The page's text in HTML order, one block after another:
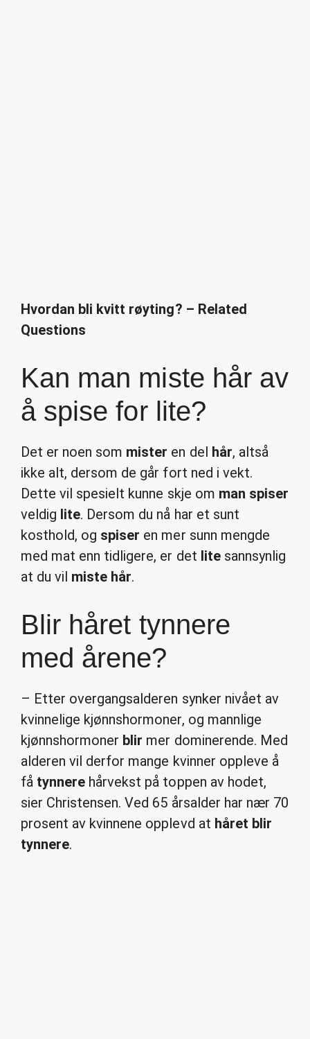
Hvordan bli kvitt røyting? – Related
Questions
Kan man miste hår av
å spise for lite?
Det er noen som mister en del hår, altså
ikke alt, dersom de går fort ned i vekt.
Dette vil spesielt kunne skje om man spiser
veldig lite. Dersom du nå har et sunt
kosthold, og spiser en mer sunn mengde
med mat enn tidligere, er det litesannsynlig
at du vil miste hår.
Blir håret tynnere
med årene?
– Etter overgangsalderen synker nivået av
kvinnelige kjønnshormoner, og mannlige
kjønnshormoner blir mer dominerende. Med
alderen vil derfor mange kvinner oppleve å
få tynnere hårvekst på toppen av hodet,
sier Christensen. Ved 65 årsalder har nær 70
prosent av kvinnene opplevd at håret blir
tynnere.